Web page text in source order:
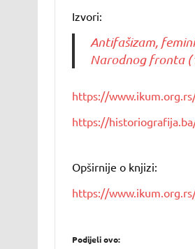
Izvori:
Antifašizam,
Narodnog fronta
https://
https://
Opširnije o knjizi:
https://
Podijeli ovo: